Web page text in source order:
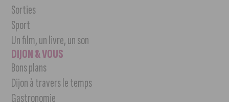
Sorties
Sport
Un film, un livre, un son
DIJON & VOUS
Bons plans
Dijon à travers le temps
Gastronomie